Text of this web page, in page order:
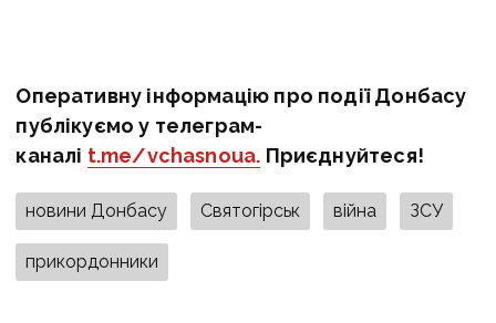
Оперативну інформацію про події Донбасу
публікуємо у телеграм-
каналі t.me/vchasnoua. Приєднуйтеся!
новини Донбасу Святогірськ війна ЗСУ
прикордонники